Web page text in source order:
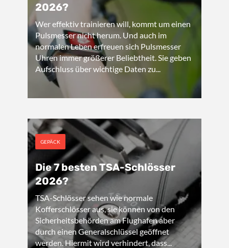
2026?
Wer effektiv trainieren will, kommt um einen
Pulsmesser nicht herum. Und auch im
normalen Leben erfreuen sich Pulsmesser
Uhren immer größerer Beliebtheit. Sie geben
Aufschluss über wichtige Daten zu...
GEPÄCK
Die 7 besten TSA-Schlösser
2026?
TSA-Schlösser sehen wie normale
Kofferschlösser aus, sie können von den
Sicherheitsbehörden am Flughafen aber
durch einen Generalschlüssel geöffnet
werden. Hiermit wird verhindert, dass...